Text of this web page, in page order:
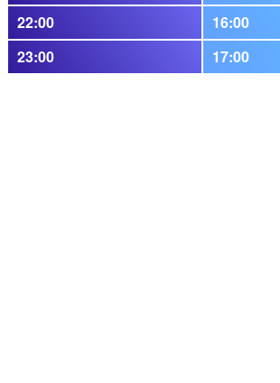
22:00
16:00
23:00
17:00